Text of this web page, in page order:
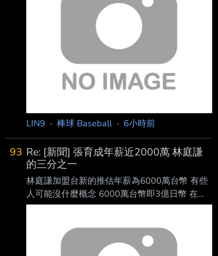
Ruth）可能根本不存在的荒謬陰謀論時，不但
沒有立即否認，還以玩笑口吻回應「也許」、
「有可能」，這番話也惹怒美國知名體育名嘴
魯索（Christopher Russo），痛批他的言論是
對傳奇球星的侮辱。 阿姆斯壯日前登上卡瓦拉
里（Kristin Cavallari）主持的P
LIN9 · 棒球 Baseball· 6小時前
93 Re: [新聞] 張育成年薪近2000萬 林庭謙
的三分之一
林庭謙加盟台新的推估年薪為6000萬台幣 有些
人可能沒什麼概念 6000萬台幣即3億日幣 在棒
球界第二大聯盟日本職棒 可以並列第13名
人、西武隊源田壯亮、橫濱隊東克樹同等級 比
日職知名球星 如牧秀悟、才木浩人、高橋光成